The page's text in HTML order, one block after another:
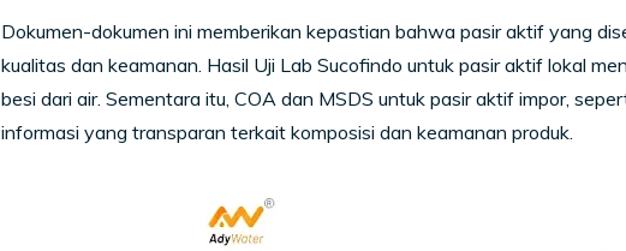
Dokumen-dokumen ini memberikan kepastian bahwa pasir aktif yang
kualitas dan keamanan. Hasil Uji Lab Sucofindo untuk pasir aktif lokal
besi dari air. Sementara itu, COA dan MSDS untuk pasir aktif impor,
informasi yang transparan terkait komposisi dan keamanan produk.